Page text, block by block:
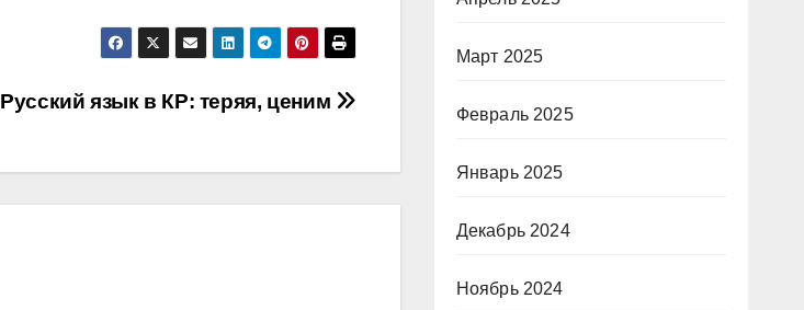
Русский язык в КР: теряя, ценим
Март 2025
Февраль 2025
Январь 2025
Декабрь 2024
Ноябрь 2024